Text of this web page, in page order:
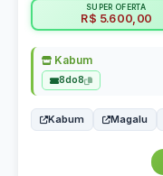
SUPER OFERTA
R$ 5.600,00
Kabum
8do8
Kabum Magalu